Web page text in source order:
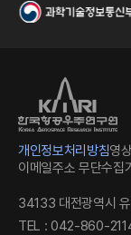
개인정보처리방침영
이메일주소 무단수집
34133 대전광역시
TEL : 042-860-